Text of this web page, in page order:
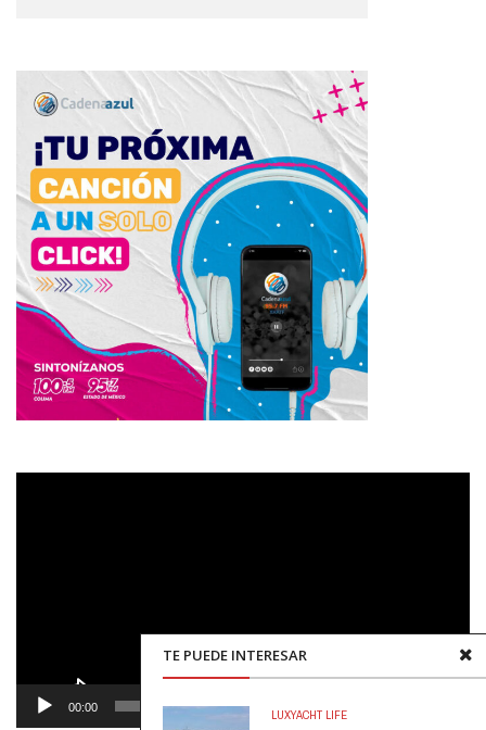
TE PUEDE INTERESAR
LUXYACHT LIFE
00:00